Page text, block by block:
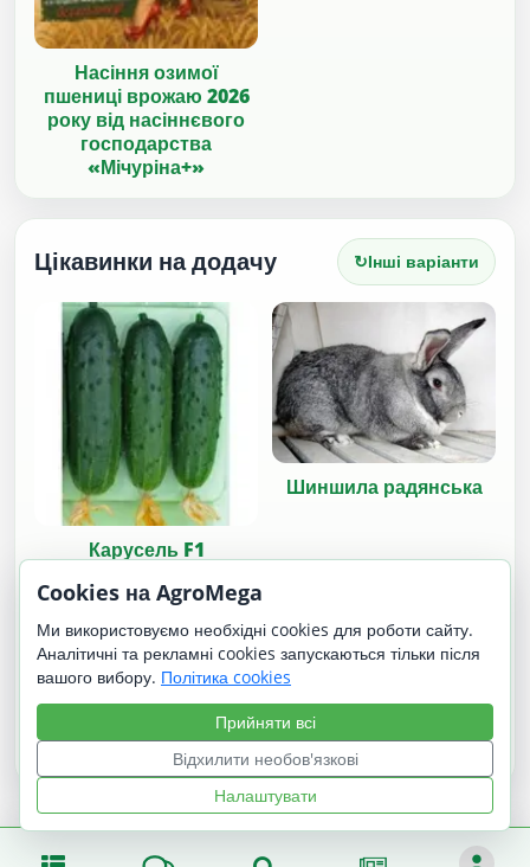
Насіння озимої
пшениці врожаю 2026
року від насіннєвого
господарства
«Мічуріна+»
Цікавинки на додачу ↻Інші варіанти
Карусель F1
Шиншила радянська
Чандлер (Chandler) Гурне
Cookies на AgroMega
Ми використовуємо необхідні cookies для роботи сайту.
Аналітичні та рекламні cookies запускаються тільки після
вашого вибору. Політика cookies
Прийняти всі
Відхилити необов'язкові
Налаштувати